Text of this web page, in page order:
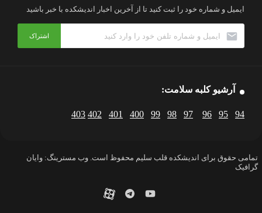
ایمیل و شماره خود را ثبت کنید تا از آخرین اخبار اندیشکده با خبر باشید
آرشیو کلبه سلامت:
94
95
96
97
98
99
400
401
402
403
تمامی حقوق برای اندیشکده قلب سلیم محفوظ است. وب مسترینگ: وایان
گرافیک